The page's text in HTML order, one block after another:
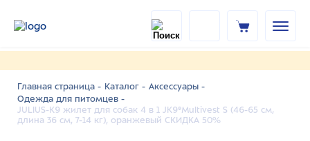
Главная страница - Каталог - Аксессуары -
Одежда для питомцев -
JULIUS-K9 жилет для собак 4 в 1 JK9®Multivest S (46-65 см,
длина 36 см, 7-14 кг), оранжевый СКИДКА 50%